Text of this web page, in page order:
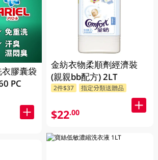
膠囊袋
PC
金紡衣物柔順劑經濟裝
(親親bb配方) 2LT
2件$37 指定分類送贈品
$22.00